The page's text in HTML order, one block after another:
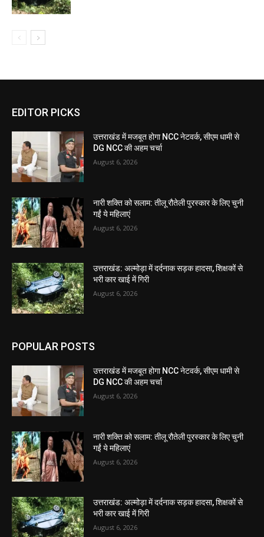
EDITOR PICKS
उत्तराखंड में मजबूत होगा NCC नेटवर्क, सीएम धामी से
DG NCC की अहम चर्चा
August 6, 2026
नारी शक्ति को सलाम: तीलू रौतेली पुरस्कार के लिए चुनी
गईं ये महिलाएं
August 6, 2026
उत्तराखंड: अल्मोड़ा में दर्दनाक सड़क हादसा, शिक्षकों से
भरी कार खाई में गिरी
August 6, 2026
POPULAR POSTS
उत्तराखंड में मजबूत होगा NCC नेटवर्क, सीएम धामी से
DG NCC की अहम चर्चा
August 6, 2026
नारी शक्ति को सलाम: तीलू रौतेली पुरस्कार के लिए चुनी
गईं ये महिलाएं
August 6, 2026
उत्तराखंड: अल्मोड़ा में दर्दनाक सड़क हादसा, शिक्षकों से
भरी कार खाई में गिरी
August 6, 2026